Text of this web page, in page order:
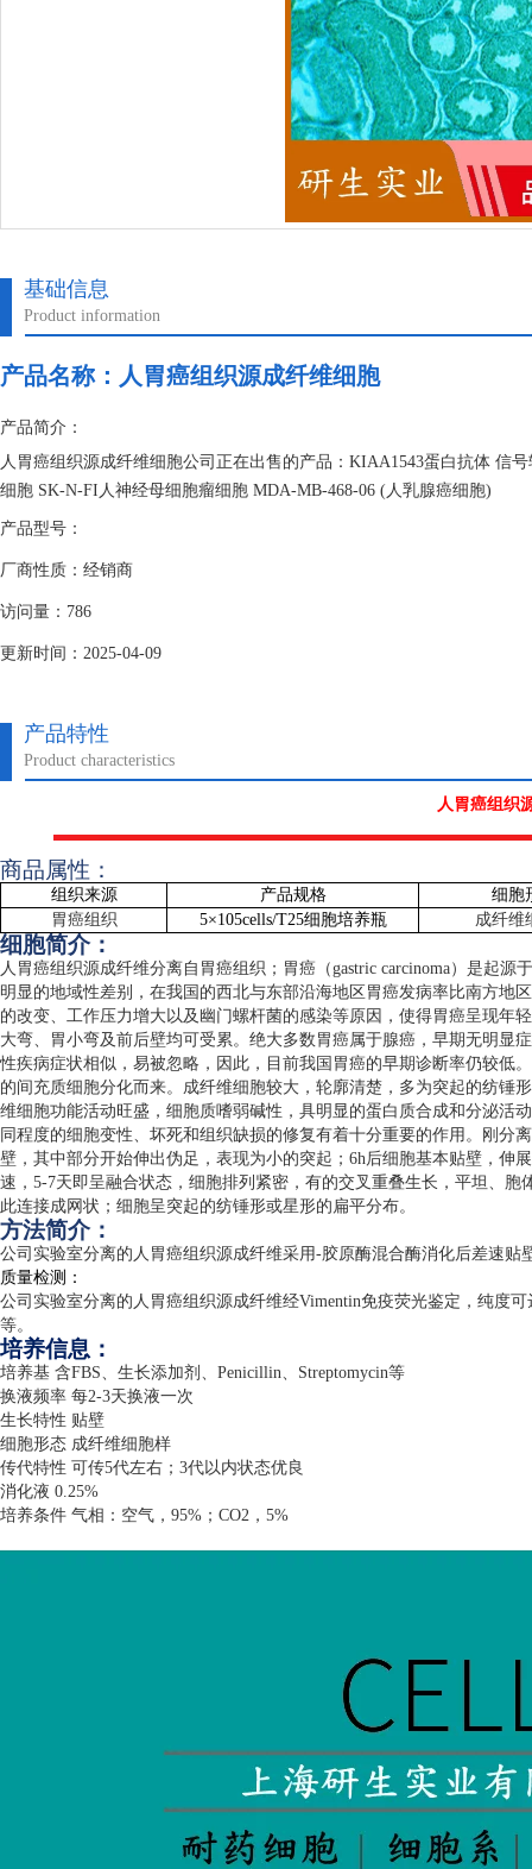
基础信息
Product information
产品名称： 人胃癌组织源成纤维细胞
产品简介：
人胃癌组织源成纤维细胞公司正在出售的产品：KIAA1543蛋白抗体 信
细胞 SK-N-FI人神经母细胞瘤细胞 MDA-MB-468-06 (人乳腺癌细胞)
产品型号：
厂商性质：经销商
访问量：786
更新时间：2025-04-09
产品特性
Product characteristics
人胃癌组织
商品属性：
组织来源 产品规格
细胞
胃癌组织
5×105cells/T25细胞培养瓶 成纤维
细胞简介：
人胃癌组织源成纤维分离自胃癌组织；胃癌（gastric carcinoma）是起源
明显的地域性差别，在我国的西北与东部沿海地区胃癌发病率比南方地
的改变、工作压力增大以及幽门螺杆菌的感染等原因，使得胃癌呈现年
大弯、胃小弯及前后壁均可受累。绝大多数胃癌属于腺癌，早期无明显
性疾病症状相似，易被忽略，因此，目前我国胃癌的早期诊断率仍较低
的间充质细胞分化而来。成纤维细胞较大，轮廓清楚，多为突起的纺锤
维细胞功能活动旺盛，细胞质嗜弱碱性，具明显的蛋白质合成和分泌活
同程度的细胞变性、坏死和组织缺损的修复有着十分重要的作用。刚分
壁，其中部分开始伸出伪足，表现为小的突起； 6h后细胞基本贴壁，伸
速， 5-7天即呈融合状态，细胞排列紧密，有的交叉重叠生长，平坦、
此连接成网状；细胞呈突起的纺锤形或星形的扁平分布。
方法简介：
公司实验室分离的人胃癌组织源成纤维采用-胶原酶混合酶消化后差速贴
质量检测：
公司实验室分离的人胃癌组织源成纤维经Vimentin免疫荧光鉴定，纯度可
等。
培养信息：
培养基 含FBS、生长添加剂、 Penicillin、 Streptomycin等
换液频率 每2-3天换液一次
生长特性 贴壁
细胞形态 成纤维细胞样
传代特性 可传5代左右； 3代以内状态优良
消化液 0.25%
培养条件 气相：空气， 95% ； CO2 ， 5%